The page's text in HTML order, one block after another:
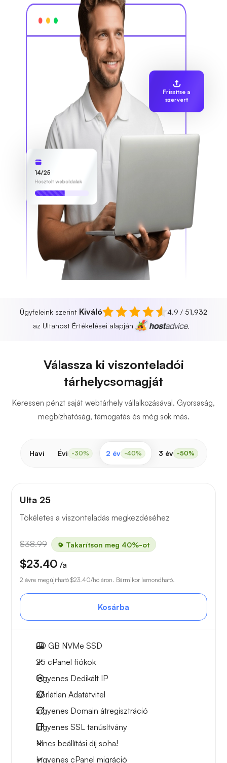
Frissítse a
szervert
14/25
Hosztolt weboldalak
Ügyfeleink szerint Kiváló 4.9 / 51,932
az Ultahost Értékelései alapján
Válassza ki viszonteladói
tárhelycsomagját
Keressen pénzt saját webtárhely vállalkozásával. Gyorsaság,
megbízhatóság, támogatás és még sok más.
Havi Évi -30% 2 év -40% 3 év -50%
Ulta 25
Tökéletes a viszonteladás megkezdéséhez
$38.99 Takarítson meg 40%-ot
$23.40 /a
2 évre megújítható $23.40/hó áron. Bármikor lemondható.
Kosárba
20 GB NVMe SSD
25 cPanel fiókok
Ingyenes Dedikált IP
Korlátlan Adatátvitel
Ingyenes Domain átregisztráció
Ingyenes SSL tanúsítvány
Nincs beállítási díj soha!
Ingyenes cPanel migráció